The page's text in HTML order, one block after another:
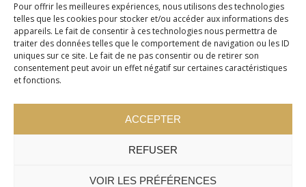
Pour offrir les meilleures expériences, nous utilisons des technologies
telles que les cookies pour stocker et/ou accéder aux informations des
appareils. Le fait de consentir à ces technologies nous permettra de
traiter des données telles que le comportement de navigation ou les ID
uniques sur ce site. Le fait de ne pas consentir ou de retirer son
consentement peut avoir un effet négatif sur certaines caractéristiques
et fonctions.
ACCEPTER
REFUSER
VOIR LES PRÉFÉRENCES